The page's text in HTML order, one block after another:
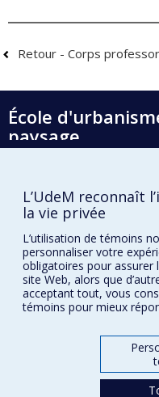
Retour - Corps
École
paysage
École de design
Faculté de l'aménagement
Plan du site
Accessibilité
Conditions d’utilisation
L’UdeM reconnaît
la vie privée
L’utilisation de témoins
personnaliser votre
obligatoires pour
site Web, alors que
acceptant tout, vous
témoins pour mieux